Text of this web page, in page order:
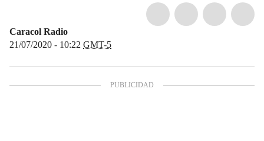
Caracol Radio
21/07/2020 - 10:22 GMT-5